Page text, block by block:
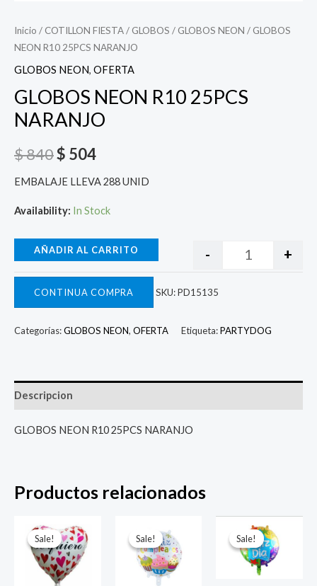
Inicio / COTILLON FIESTA/ GLOBOS / GLOBOS NEON / GLOBOS
NEON R10 25PCS NARANJO
GLOBOS NEON, OFERTA
GLOBOS NEON R10 25PCS
NARANJO
$840$ 504
EMBALAJE LLEVA 288 UNID
Availability: In Stock
- +
AÑADIR AL CARRITO
CONTINUA COMPRA SKU:PD15135
Categorías:GLOBOS NEON, OFERTA Etiqueta:PARTYDOG
Descripcion
GLOBOS NEON R10 25PCS NARANJO
Productos relacionados
Sale!
Sale!precio
original
era:
$ 4.000.
Sale!
Sale!precio
original
era:
$ 4.000.
Sale!
Sale!precio
original
era:
$ 4.000.